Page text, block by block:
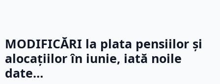
MODIFICĂRI la plata pensiilor și
alocațiilor în iunie, iată noile
date…